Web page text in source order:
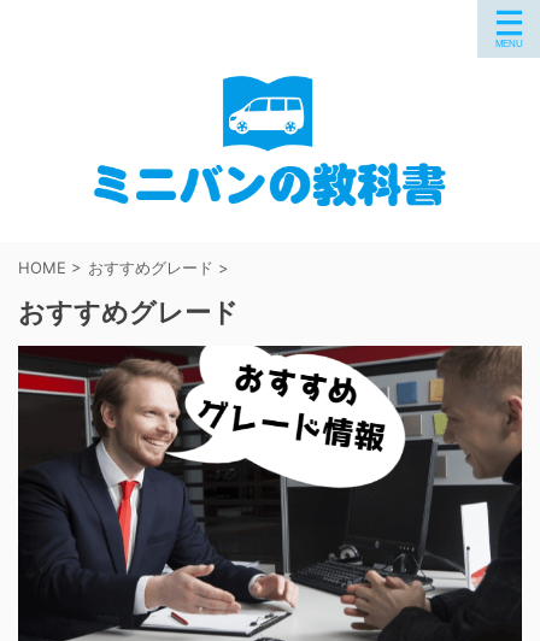
HOME > おすすめグレード >
おすすめグレード